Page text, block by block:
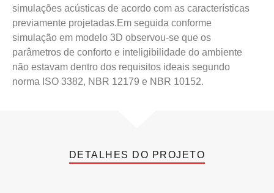
simulações acústicas de acordo com as características
previamente projetadas.Em seguida conforme
simulação em modelo 3D observou-se que os
parâmetros de conforto e inteligibilidade do ambiente
não estavam dentro dos requisitos ideais segundo
norma ISO 3382, NBR 12179 e NBR 10152.
DETALHES DO PROJETO